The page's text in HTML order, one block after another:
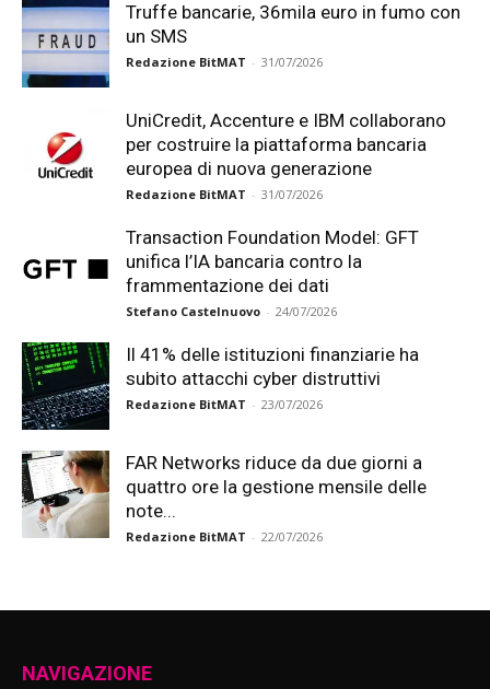
Truffe bancarie, 36mila euro in fumo con
un SMS
Redazione BitMAT - 31/07/2026
UniCredit, Accenture e IBM collaborano
per costruire la piattaforma bancaria
europea di nuova generazione
Redazione BitMAT - 31/07/2026
Transaction Foundation Model: GFT
unifica l’IA bancaria contro la
frammentazione dei dati
Stefano Castelnuovo - 24/07/2026
Il 41% delle istituzioni finanziarie ha
subito attacchi cyber distruttivi
Redazione BitMAT - 23/07/2026
FAR Networks riduce da due giorni a
quattro ore la gestione mensile delle
note...
Redazione BitMAT - 22/07/2026
NAVIGAZIONE